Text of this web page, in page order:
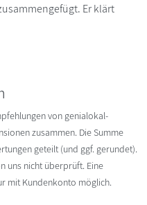
Er klärt
von genialokal-
zusammen. Die Summe
geteilt (und ggf. gerundet).
uns nicht überprüft. Eine
mit Kundenkonto möglich.